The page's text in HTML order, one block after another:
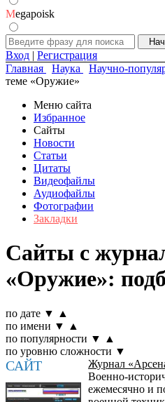
Megapoisk
Вход | Регистрация
Главная
Наука Научно-
теме «Оружие»
Меню сайта
Избранное
Сайты
Новости
Статьи
Цитаты
Видеофайлы
Аудиофайлы
Фотографии
Закладки
Сайты с
«Оружие»:
по дате ▼
▲
по имени ▼
▲
по популярности ▼
▲
по уровню сложности ▼
САЙТ
Журнал
Военно-
ежемесячно и